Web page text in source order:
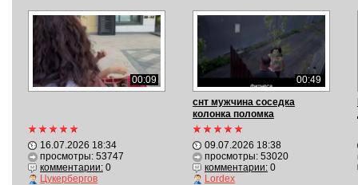
00:09
16.07.2026 18:34
просмотры: 53747
комментарии:0
Цукербергов
00:49
снт мужчина соседка
колонка поломка
09.07.2026 18:38
просмотры: 53020
комментарии:0
Lordex